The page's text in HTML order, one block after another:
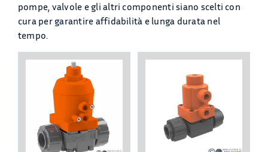
pompe, valvole e gli altri componenti siano scelti con
cura per garantire affidabilità e lunga durata nel
tempo.